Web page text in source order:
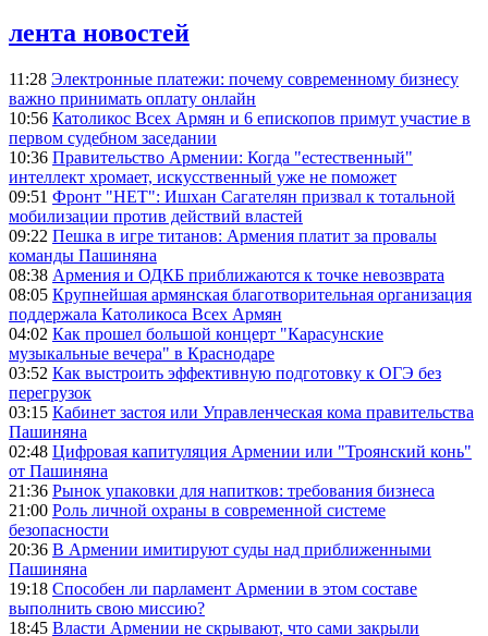
лента новостей
11:28 Электронные платежи: почему современному бизнесу
важно принимать оплату онлайн
10:56 Католикос Всех Армян и 6 епископов примут участие в
первом судебном заседании
10:36 Правительство Армении: Когда "естественный"
интеллект хромает, искусственный уже не поможет
09:51 Фронт "НЕТ": Ишхан Сагателян призвал к тотальной
мобилизации против действий властей
09:22 Пешка в игре титанов: Армения платит за провалы
команды Пашиняна
08:38 Армения и ОДКБ приближаются к точке невозврата
08:05 Крупнейшая армянская благотворительная организация
поддержала Католикоса Всех Армян
04:02 Как прошел большой концерт "Карасунские
музыкальные вечера" в Краснодаре
03:52 Как выстроить эффективную подготовку к ОГЭ без
перегрузок
03:15 Кабинет застоя или Управленческая кома правительства
Пашиняна
02:48 Цифровая капитуляция Армении или "Троянский конь"
от Пашиняна
21:36 Рынок упаковки для напитков: требования бизнеса
21:00 Роль личной охраны в современной системе
безопасности
20:36 В Армении имитируют суды над приближенными
Пашиняна
19:18 Способен ли парламент Армении в этом составе
выполнить свою миссию?
18:45 Власти Армении не скрывают, что сами закрыли